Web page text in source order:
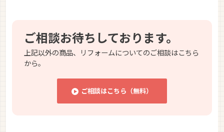
ご相談お待ちしております。
上記以外の商品、リフォームについてのご相談はこちら
から。
ご相談はこちら（無料）